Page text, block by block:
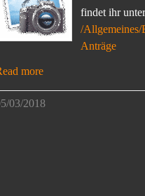
findet ihr unter
/Allgemeines/
Anträge
more
03/2018